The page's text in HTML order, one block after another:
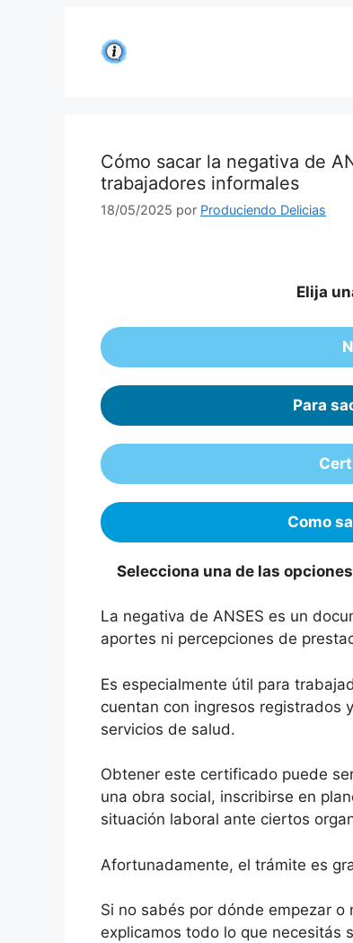
Cómo sacar la negativa de
trabajadores informales
18/05/2025 por Produciendo Delicias
Elija
Para
Como
Selecciona una de las
La negativa de ANSES es un
aportes ni percepciones de
Es especialmente útil para
cuentan con ingresos registrados
servicios de salud.
Obtener este certificado puede
una obra social, inscribirse en
situación laboral ante ciertos
Afortunadamente, el trámite es
Si no sabés por dónde empezar
explicamos todo lo que necesitás